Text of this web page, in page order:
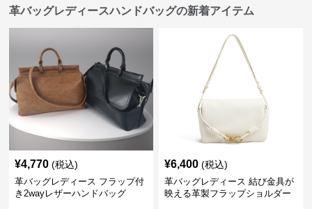
革バッグレディースハンドバッグの新着アイテム
¥4,770 (税込)
革バッグレディース フラップ付
き2wayレザーハンドバッグ
¥6,400 (税込)
革バッグレディース 結び金具が
映える革製フラップショルダー